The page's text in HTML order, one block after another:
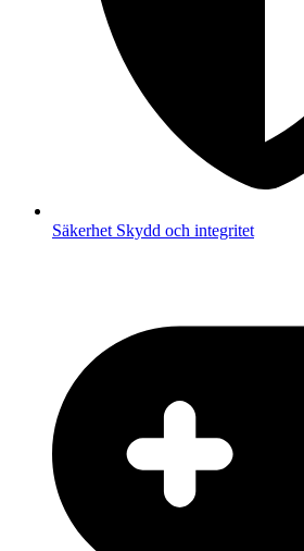
Säkerhet Skydd och integritet